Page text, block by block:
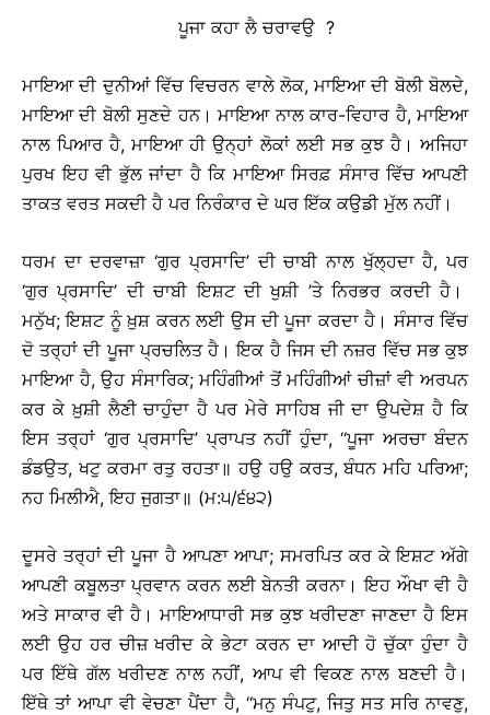
ਪੂਜਾ ਕਹਾ ਲੈ ਚਰਾਵਉ ?
ਮਾਇਆ ਦੀ ਦੁਨੀਆਂ ਵਿੱਚ ਵਿਚਰਨ ਵਾਲੇ ਲੋਕ, ਮਾਇਆ ਦੀ ਬੋਲੀ ਬੋਲਦੇ,
ਮਾਇਆ ਦੀ ਬੋਲੀ ਸੁਣਦੇ ਹਨ। ਮਾਇਆ ਨਾਲ ਕਾਰ-ਵਿਹਾਰ ਹੈ, ਮਾਇਆ
ਨਾਲ ਪਿਆਰ ਹੈ, ਮਾਇਆ ਹੀ ਉਨ੍ਹਾਂ ਲੋਕਾਂ ਲਈ ਸਭ ਕੁਝ ਹੈ। ਅਜਿਹਾ
ਪੁਰਖ ਇਹ ਵੀ ਭੁੱਲ ਜਾਂਦਾ ਹੈ ਕਿ ਮਾਇਆ ਸਿਰਫ਼ ਸੰਸਾਰ ਵਿੱਚ ਆਪਣੀ
ਤਾਕਤ ਵਰਤ ਸਕਦੀ ਹੈ ਪਰ ਨਿਰੰਕਾਰ ਦੇ ਘਰ ਇੱਕ ਕਉਡੀ ਮੁੱਲ ਨਹੀਂ।
ਧਰਮ ਦਾ ਦਰਵਾਜ਼ਾ ‘ਗੁਰ ਪ੍ਰਸਾਦਿ’ ਦੀ ਚਾਬੀ ਨਾਲ ਖੁੱਲ੍ਹਦਾ ਹੈ, ਪਰ
‘ਗੁਰ ਪ੍ਰਸਾਦਿ’ ਦੀ ਚਾਬੀ ਇਸ਼ਟ ਦੀ ਖੁਸ਼ੀ ’ਤੇ ਨਿਰਭਰ ਕਰਦੀ ਹੈ।
ਮਨੁੱਖ; ਇਸ਼ਟ ਨੂੰ ਖ਼ੁਸ਼ ਕਰਨ ਲਈ ਉਸ ਦੀ ਪੂਜਾ ਕਰਦਾ ਹੈ। ਸੰਸਾਰ ਵਿੱਚ
ਦੋ ਤਰ੍ਹਾਂ ਦੀ ਪੂਜਾ ਪ੍ਰਚਲਿਤ ਹੈ। ਇਕ ਹੈ ਜਿਸ ਦੀ ਨਜ਼ਰ ਵਿੱਚ ਸਭ ਕੁਝ
ਮਾਇਆ ਹੈ, ਉਹ ਸੰਸਾਰਿਕ; ਮਹਿੰਗੀਆਂ ਤੋਂ ਮਹਿੰਗੀਆਂ ਚੀਜ਼ਾਂ ਵੀ ਅਰਪਨ
ਕਰ ਕੇ ਖ਼ੁਸ਼ੀ ਲੈਣੀ ਚਾਹੁੰਦਾ ਹੈ ਪਰ ਮੇਰੇ ਸਾਹਿਬ ਜੀ ਦਾ ਉਪਦੇਸ਼ ਹੈ ਕਿ
ਇਸ ਤਰ੍ਹਾਂ ‘ਗੁਰ ਪ੍ਰਸਾਦਿ’ ਪ੍ਰਾਪਤ ਨਹੀਂ ਹੁੰਦਾ, ‘‘ਪੂਜਾ ਅਰਚਾ ਬੰਦਨ
ਡੰਡਉਤ, ਖਟੁ ਕਰਮਾ ਰਤੁ ਰਹਤਾ॥ ਹਉ ਹਉ ਕਰਤ, ਬੰਧਨ ਮਹਿ ਪਰਿਆ;
ਨਹ ਮਿਲੀਐ, ਇਹ ਜੁਗਤਾ॥ (ਮ:੫/੬੪੨)
ਦੂਸਰੇ ਤਰ੍ਹਾਂ ਦੀ ਪੂਜਾ ਹੈ ਆਪਣਾ ਆਪਾ; ਸਮਰਪਿਤ ਕਰ ਕੇ ਇਸ਼ਟ ਅੱਗੇ
ਆਪਣੀ ਕਬੂਲਤਾ ਪ੍ਰਵਾਨ ਕਰਨ ਲਈ ਬੇਨਤੀ ਕਰਨਾ। ਇਹ ਔਖਾ ਵੀ ਹੈ
ਅਤੇ ਸਾਕਾਰ ਵੀ ਹੈ। ਮਾਇਆਧਾਰੀ ਸਭ ਕੁਝ ਖਰੀਦਣਾ ਜਾਣਦਾ ਹੈ ਇਸ
ਲਈ ਉਹ ਹਰ ਚੀਜ਼ ਖਰੀਦ ਕੇ ਭੇਟਾ ਕਰਨ ਦਾ ਆਦੀ ਹੋ ਚੁੱਕਾ ਹੁੰਦਾ ਹੈ
ਪਰ ਇੱਥੇ ਗੱਲ ਖਰੀਦਣ ਨਾਲ ਨਹੀਂ, ਆਪ ਵੀ ਵਿਕਣ ਨਾਲ ਬਣਦੀ ਹੈ।
ਇੱਥੇ ਤਾਂ ਆਪਾ ਵੀ ਵੇਚਣਾ ਪੈਂਦਾ ਹੈ, ‘‘ਮਨੁ ਸੰਪਟੁ, ਜਿਤੁ ਸਤ ਸਰਿ ਨਾਵਣੁ,